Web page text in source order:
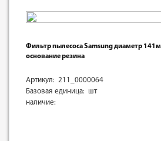
Фильтр пылесоса Samsung диаметр
основание резина
Артикул: 211_0000064
Базовая единица: шт
наличие: